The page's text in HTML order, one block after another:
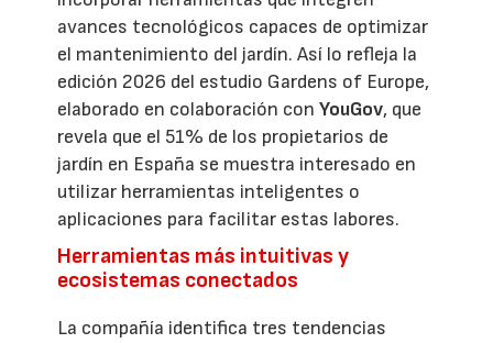
avances tecnológicos capaces de optimizar
el mantenimiento del jardín. Así lo refleja la
edición 2026 del estudio Gardens of Europe,
elaborado en colaboración conYouGov, que
revela que el 51% de los propietarios de
jardín en España se muestra interesado en
utilizar herramientas inteligentes o
aplicaciones para facilitar estas labores.
Herramientas más intuitivas y
ecosistemas conectados
La compañía identifica tres tendencias